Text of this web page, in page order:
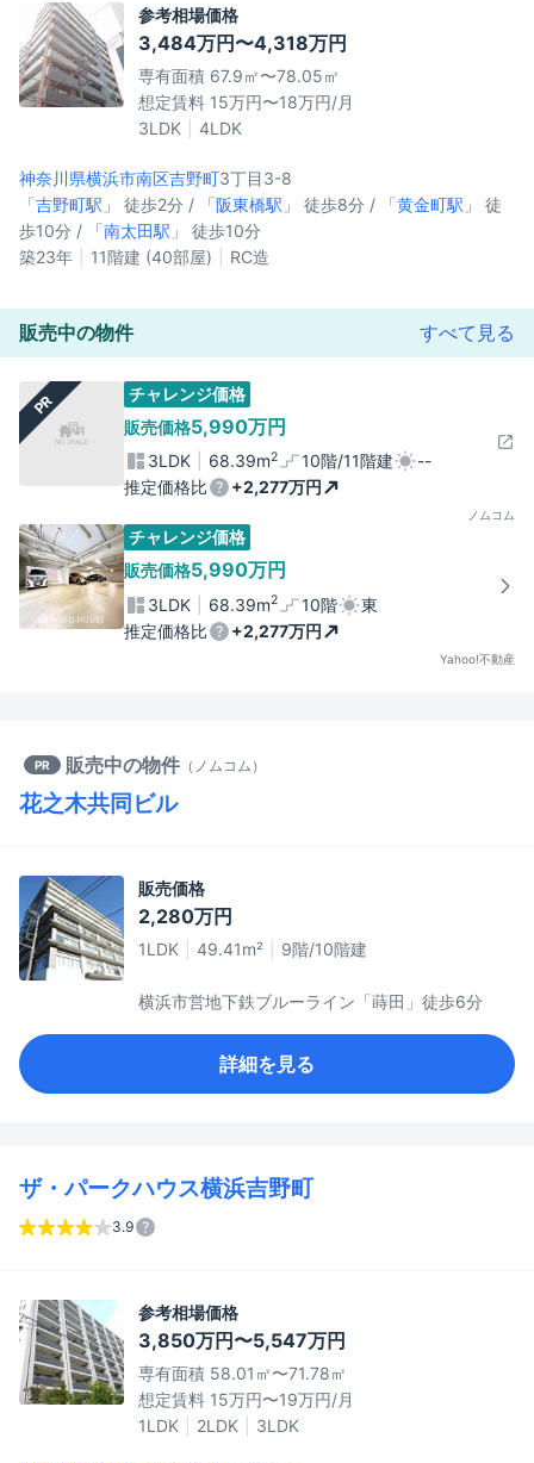
参考相場価格
3,484万円〜4,318万円
専有面積 67.9㎡〜78.05㎡
想定賃料 15万円〜18万円/月
3LDK
4LDK
神奈川県横浜市南区吉野町3丁目3-8
「吉野町駅 」 徒歩2分 / 「阪東橋駅 」 徒歩8分 / 「黄金町駅 」 徒
歩10分 / 「南太田駅 」 徒歩10分
築23年
11階建 (40部屋) RC造
販売中の物件 すべて見る
PR
チャレンジ価格
販売価格5,990万円
3LDK 68.39m2 10階/11階建
--
推定価格比
+2,277万円
ノムコム
チャレンジ価格
販売価格5,990万円
3LDK 68.39m2 10階
東
推定価格比
+2,277万円
Yahoo!不動産
PR 販売中の物件 （ ノムコム ）
花之木共同ビル
販売価格
2,280万円
1LDK 49.41m² 9階/10階建
横浜市営地下鉄ブルーライン「蒔田」徒歩6分
詳細を見る
ザ・パークハウス横浜吉野町
3.9
参考相場価格
3,850万円〜5,547万円
専有面積 58.01㎡〜71.78㎡
想定賃料 15万円〜19万円/月
1LDK
2LDK 3LDK